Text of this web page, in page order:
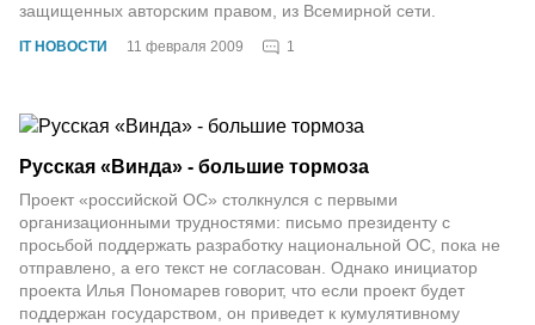
IT НОВОСТИ 11 февраля 2009 1
защищенных авторским правом, из Всемирной сети.
Русская «Винда» - большие тормоза
Проект «российской ОС» столкнулся с первыми
организационными трудностями: письмо президенту с
просьбой поддержать разработку национальной ОС, пока не
отправлено, а его текст не согласован. Однако инициатор
проекта Илья Пономарев говорит, что если проект будет
поддержан государством, он приведет к кумулятивному